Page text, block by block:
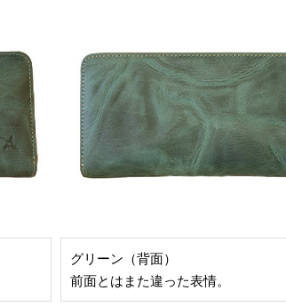
グリーン（背面）
前面とはまた違った表情。